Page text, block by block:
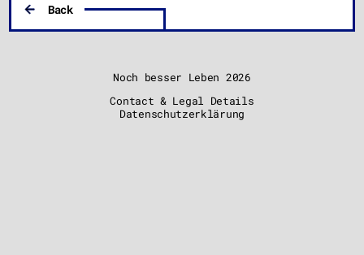
Back
Noch besser Leben 2026
Contact & Legal Details
Datenschutzerklärung